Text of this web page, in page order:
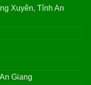
Xuyên, Tỉnh An
Giang